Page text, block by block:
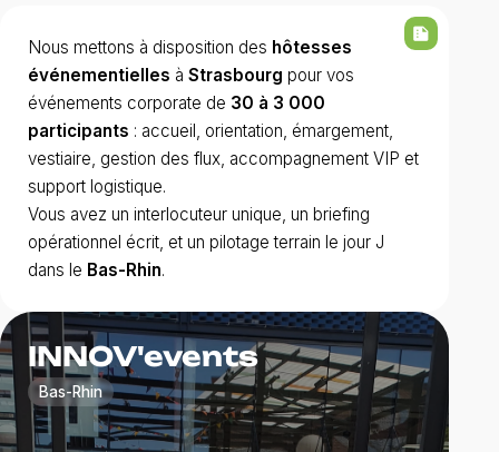
Nous mettons à disposition des hôtesses
événementielles à Strasbourg pour vos
événements corporate de 30 à 3 000
participants : accueil, orientation, émargement,
vestiaire, gestion des flux, accompagnement VIP et
support logistique.
Vous avez un interlocuteur unique, un briefing
opérationnel écrit, et un pilotage terrain le jour J
dans le Bas-Rhin.
summarize
INNOV'events
Bas-Rhin